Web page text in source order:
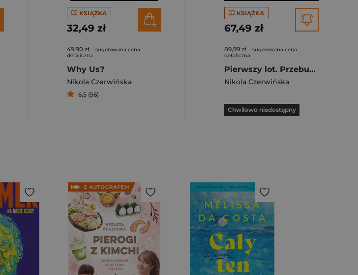
KSIĄŻKA
32,49 zł
49,90 zł - sugerowana cena
detaliczna
Why Us?
Nikola Czerwińska
6,5 (56)
KSIĄŻKA
67,49 zł
89,99 zł - sugerowana cena
detaliczna
Pierwszy lot. Przebudzenie (ilustrowane brzegi)
Nikola Czerwińska
Chwilowo niedostępny